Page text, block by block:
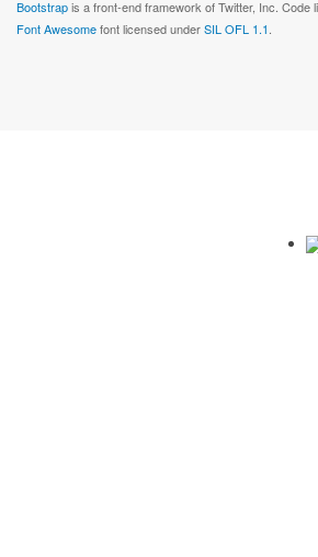
Bootstrapis a front-end framework of Twitter, Inc. Code
Font Awesomefont licensed underSIL OFL 1.1